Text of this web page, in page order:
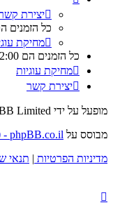
יצירת
כל הזמנים
מחיקת
כל הזמנים הם
מחיקת עוגיות
יצירת קשר
מופעל על ידי Limited
מבוסס על phpBB.co.il - פורומים בעברית
מדיניות הפרטיות | תנאי